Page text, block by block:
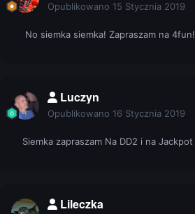
Opublikowano 15 Stycznia 2019
No siemka siemka! Zapraszam na 4fun!
Luczyn
Opublikowano 16 Stycznia 2019
Siemka zapraszam Na DD2 i na Jackpot
Lileczka